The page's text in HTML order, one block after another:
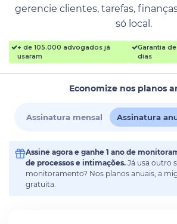
gerencie clientes, tarefas,
só local.
+ de 105.000 advogados já
usaram
Garantia de
dias
Economize nos planos
Assinatura mensal Assinatura
Assine agora e ganhe 1 ano de
de processos e intimações. Já usa outro
monitoramento? Nos planos anuais, a
gratuita.